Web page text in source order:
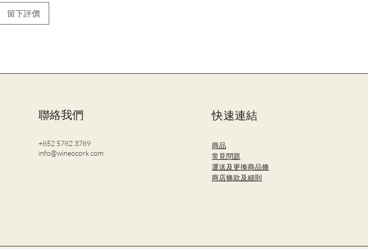
留下評價
聯絡我們
+852 5782 3789
info@wineocork.com
快速連結
商品
​常見問題
運送及更換商品條
商店條款及細則